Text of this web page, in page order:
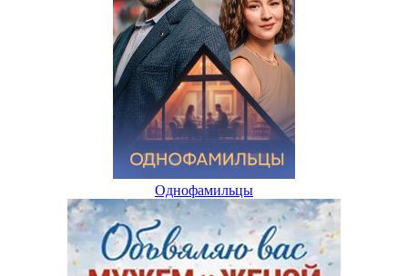
Однофамильцы